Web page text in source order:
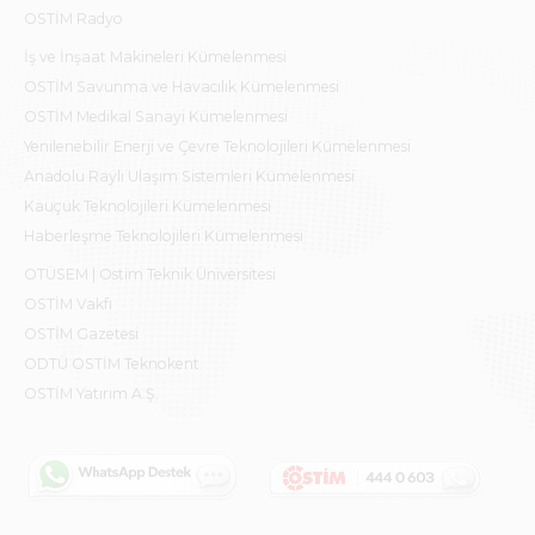
OSTİM Radyo
İş ve İnşaat Makineleri Kümelenmesi
OSTİM Savunma ve Havacılık Kümelenmesi
OSTİM Medikal Sanayi Kümelenmesi
Yenilenebilir Enerji ve Çevre Teknolojileri Kümelenmesi
Anadolu Raylı Ulaşım Sistemleri Kümelenmesi
Kauçuk Teknolojileri Kümelenmesi
Haberleşme Teknolojileri Kümelenmesi
OTÜSEM | Ostim Teknik Üniversitesi
OSTİM Vakfı
OSTİM Gazetesi
ODTÜ OSTİM Teknokent
OSTİM Yatırım A.Ş.